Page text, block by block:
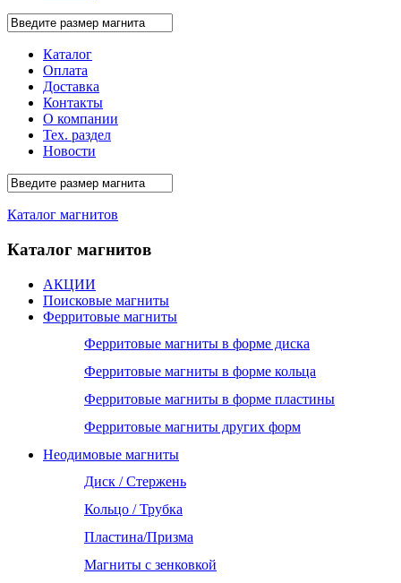
Каталог
Оплата
Доставка
Контакты
О компании
Тех. раздел
Новости
Каталог магнитов
Каталог магнитов
АКЦИИ
Поисковые магниты
Ферритовые магниты
Ферритовые магниты в форме диска
Ферритовые магниты в форме кольца
Ферритовые магниты в форме пластины
Ферритовые магниты других форм
Неодимовые магниты
Диск / Стержень
Кольцо / Трубка
Пластина/Призма
Магниты с зенковкой